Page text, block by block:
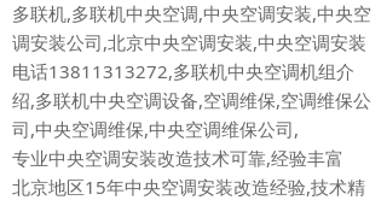
多联机,多联机中央空调,中央空调安装,中央空
调安装公司,北京中央空调安装,中央空调安装
电话13811313272,多联机中央空调机组介
绍,多联机中央空调设备,空调维保,空调维保公
司,中央空调维保,中央空调维保公司,
专业中央空调安装改造技术可靠,经验丰富
北京地区15年中央空调安装改造经验,技术精